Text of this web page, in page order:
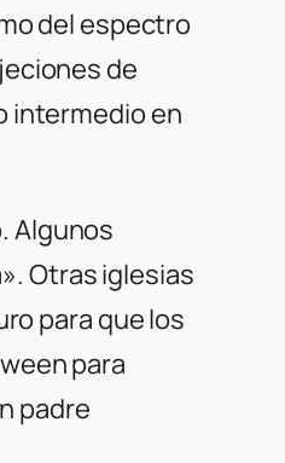
del espectro
de
intermedio en
Algunos
Otras iglesias
para que los
para
padre